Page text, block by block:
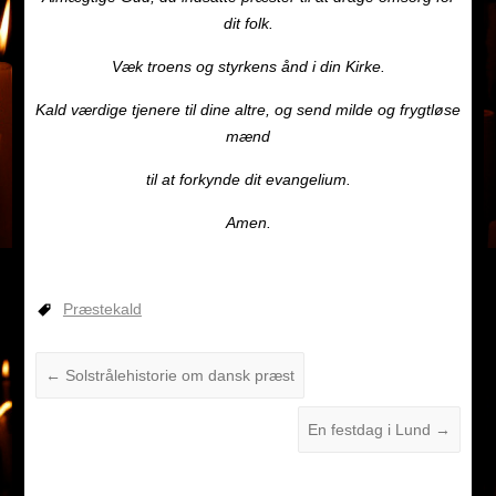
dit folk.
Væk troens og styrkens ånd i din Kirke.
Kald værdige tjenere til dine altre, og send milde og frygtløse
mænd
til at forkynde dit evangelium.
Amen.
Præstekald
← Solstrålehistorie om dansk præst
En festdag i Lund →